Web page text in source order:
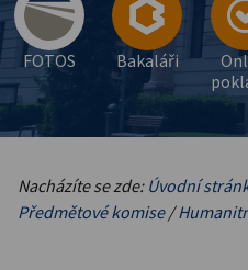
FOTOS Bakaláři
Nacházíte se zde: Úvodní
Předmětové komise/